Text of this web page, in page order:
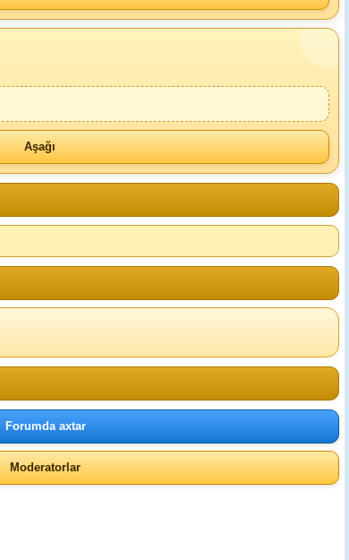
Aşağı
Forumda axtar
Moderatorlar